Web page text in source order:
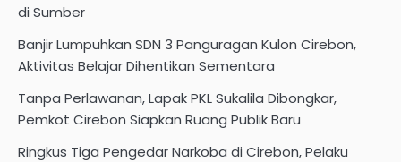
di Sumber
Banjir Lumpuhkan SDN 3 Panguragan Kulon Cirebon,
Aktivitas Belajar Dihentikan Sementara
Tanpa Perlawanan, Lapak PKL Sukalila Dibongkar,
Pemkot Cirebon Siapkan Ruang Publik Baru
Ringkus Tiga Pengedar Narkoba di Cirebon, Pelaku